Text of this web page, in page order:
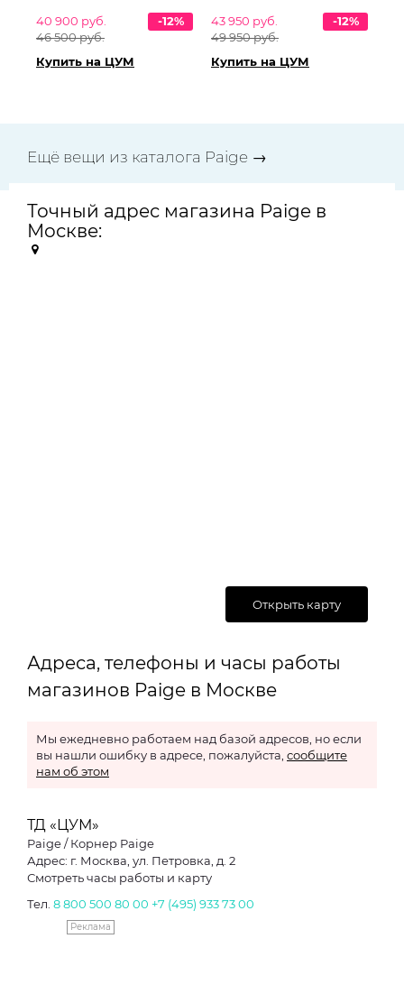
40 900 руб.
46 500 руб.
-12%
Купить на ЦУМ
43 950 руб.
49 950 руб.
-12%
Купить на ЦУМ
Ещё вещи из каталога Paige →
Точный адрес магазина Paige в
Москве:
Открыть карту
Адреса, телефоны и часы работы
магазинов Paige в Москве
Мы ежедневно работаем над базой адресов, но если
вы нашли ошибку в адресе, пожалуйста, сообщите
нам об этом
ТД «ЦУМ»
Paige / Корнер Paige
Адрес: г. Москва, ул. Петровка, д. 2
Смотреть часы работы и карту
Тел. 8 800 500 80 00 +7 (495) 933 73 00
Реклама